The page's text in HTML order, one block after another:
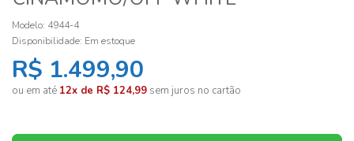
Modelo: 4944-4
Disponibilidade: Em estoque
R$ 1.499,90
ou em até 12x de R$ 124,99 sem juros no cartão